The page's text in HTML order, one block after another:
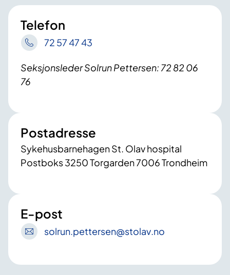
Telefon
72 57 47 43
Seksjonsleder Solrun Pettersen: 72 82 06
76
Postadresse
Sykehusbarnehagen St. Olav hospital
Postboks 3250 Torgarden 7006 Trondheim
E-post
solrun.pettersen@stolav.no